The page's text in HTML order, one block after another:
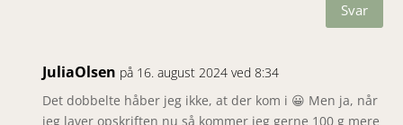
Svar
JuliaOlsen på 16. august 2024 ved 8:34
Det dobbelte håber jeg ikke, at der kom i 😀 Men ja, når
jeg laver opskriften nu så kommer jeg gerne 100 g mere